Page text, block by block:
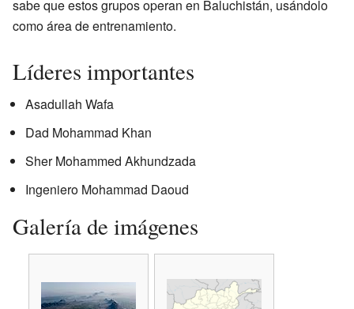
sabe que estos grupos operan en Baluchistán, usándolo
como área de entrenamiento.
Líderes importantes
Asadullah Wafa
Dad Mohammad Khan
Sher Mohammed Akhundzada
Ingeniero Mohammad Daoud
Galería de imágenes